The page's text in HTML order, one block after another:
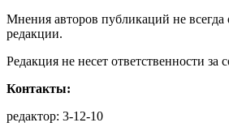
Мнения авторов публикаций не всегда
редакции.
Редакция не несет ответственности за
Контакты:
редактор: 3-12-10